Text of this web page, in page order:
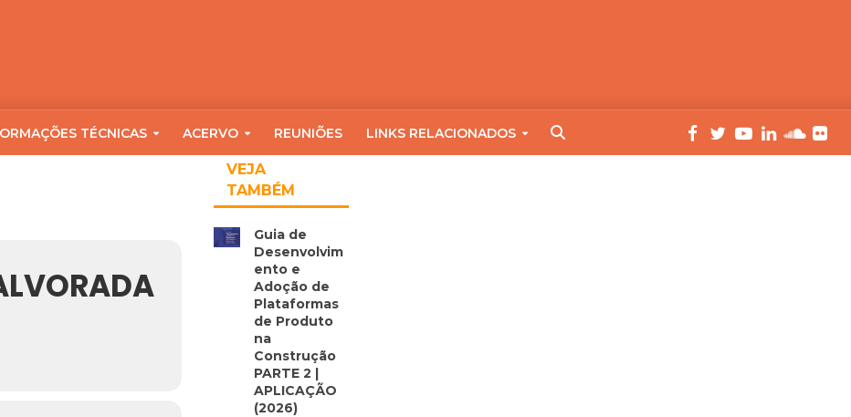
TÉCNICAS ACERVO REUNIÕES LINKS RELACIONADOS
VEJA
TAMBÉM
Guia de
Desenvolvim
ento e
Adoção de
Plataformas
de Produto
na
Construção
PARTE 2 |
APLICAÇÃO
(2026)